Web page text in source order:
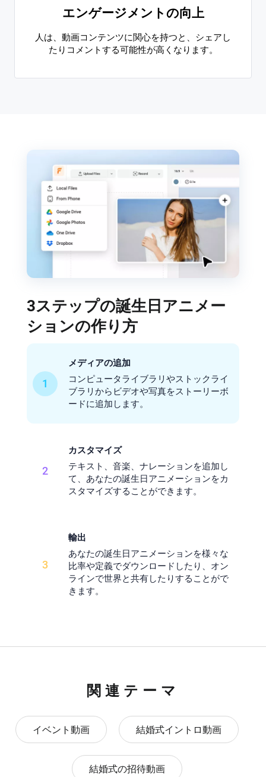
エンゲージメントの向上
人は、動画コンテンツに関心を持つと、シェアし
たりコメントする可能性が高くなります。
3ステップの誕生日アニメー
ションの作り方
1
メディアの追加
コンピュータライブラリやストックライ
ブラリからビデオや写真をストーリーボ
ードに追加します。
2
カスタマイズ
テキスト、音楽、ナレーションを追加し
て、あなたの誕生日アニメーションをカ
スタマイズすることができます。
3
輸出
あなたの誕生日アニメーションを様々な
比率や定義でダウンロードしたり、オン
ラインで世界と共有したりすることがで
きます。
関連テーマ
イベント動画 結婚式イントロ動画
結婚式の招待動画